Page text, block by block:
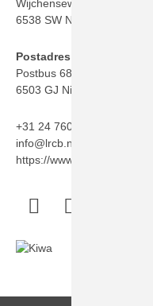
Wijchenseweg 101
6538 SW Nijmegen
Postadres
Postbus 6873
6503 GJ Nijmegen
+31 24 760 06 50
info@lrcb.nl
https://www.lrcb.nl